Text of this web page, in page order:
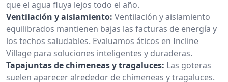
que el agua fluya lejos todo el año.
Ventilación y aislamiento: Ventilación y aislamiento
equilibrados mantienen bajas las facturas de energía y
los techos saludables. Evaluamos áticos en Incline
Village para soluciones inteligentes y duraderas.
Tapajuntas de chimeneas y tragaluces: Las goteras
suelen aparecer alrededor de chimeneas y tragaluces.